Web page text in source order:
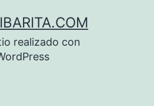
realizado con